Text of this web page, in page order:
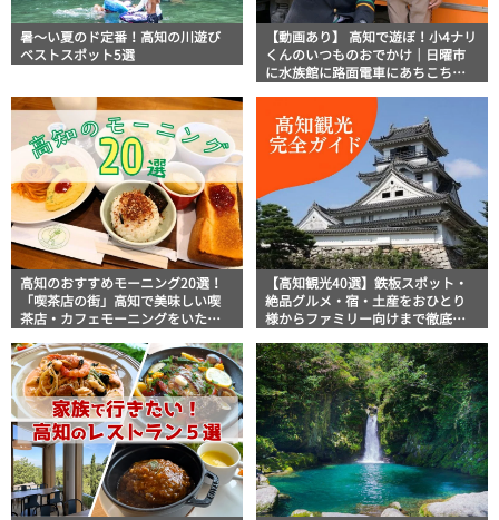
暑～い夏のド定番！高知の川遊び
ベストスポット5選
【動画あり】 高知で遊ぼ！小4ナリ
くんのいつものおでかけ｜日曜市
に水族館に路面電車にあちこち巡
高知のおすすめモーニング20選！
「喫茶店の街」高知で美味しい喫
茶店・カフェモーニングをいただ
【高知観光40選】鉄板スポット・
絶品グルメ・宿・土産をおひとり
様からファミリー向けまで徹底解